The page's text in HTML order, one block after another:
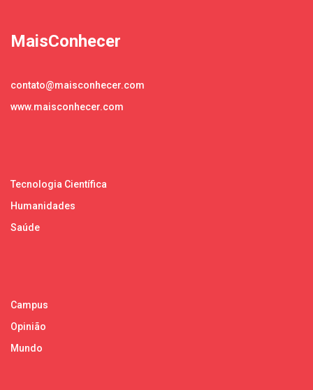
MaisConhecer
contato@maisconhecer.com
www.maisconhecer.com
Tecnologia Científica
Humanidades
Saúde
Campus
Opinião
Mundo